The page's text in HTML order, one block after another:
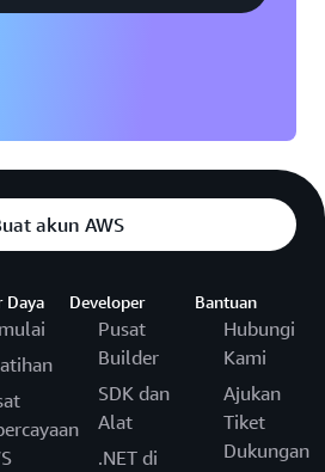
akun AWS
Daya Developer
Pusat
Builder
SDK dan
Alat
.NET di
Bantuan
Hubungi
Kami
Ajukan
Tiket
Dukungan